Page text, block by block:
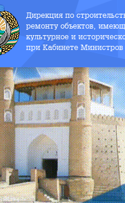
Дирекция по
ремонту объектов,
культурное и
при Кабинете Министров